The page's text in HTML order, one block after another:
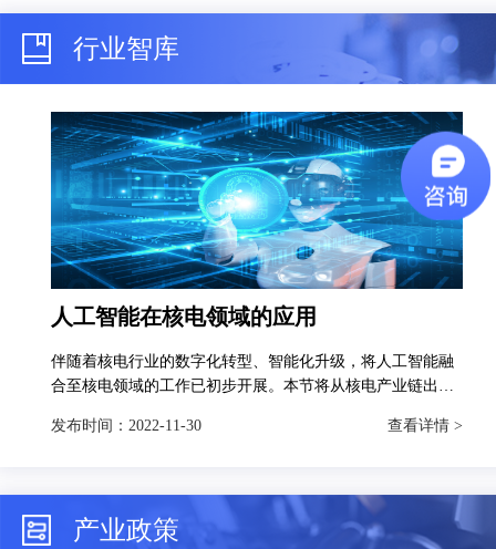
行业智库
人工智能在核电领域的应用
伴随着核电行业的数字化转型、智能化升级，将人工智能融
合至核电领域的工作已初步开展。本节将从核电产业链出
和智能运维4个场景下的典型应用进行介绍。
发布时间： 2022-11-30 查看详情 >
产业政策